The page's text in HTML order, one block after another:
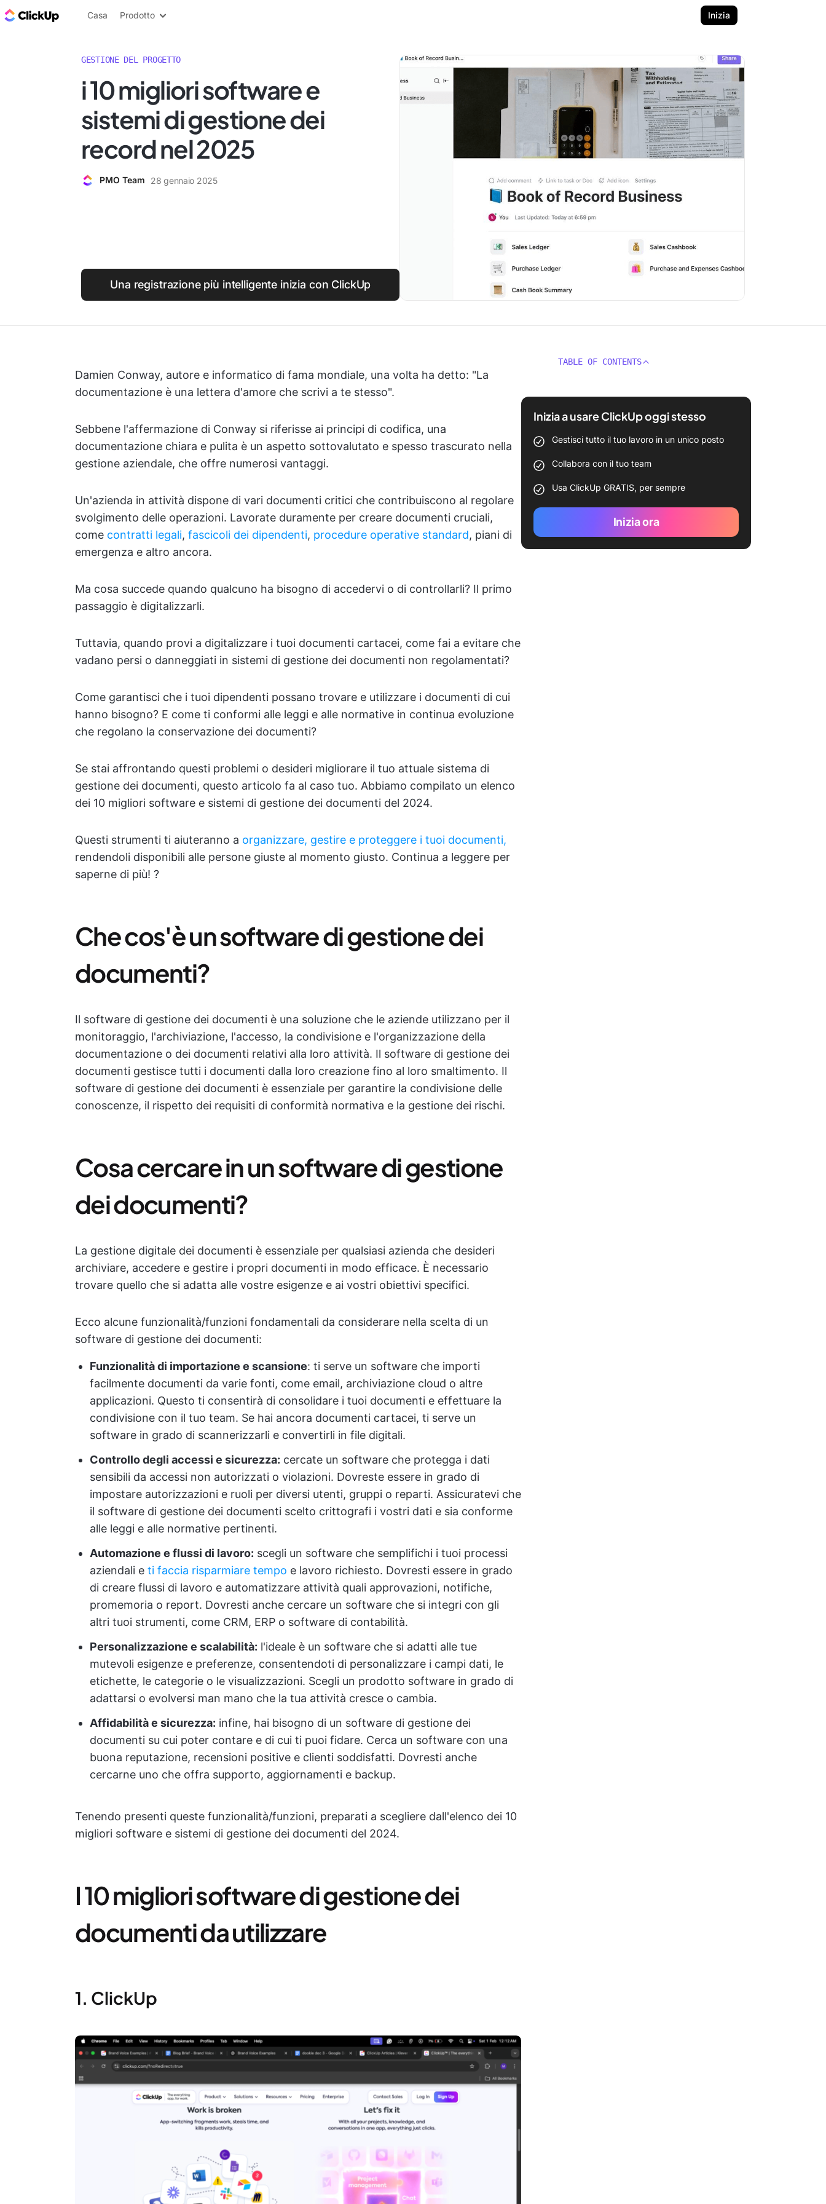
Blog di ClickUp
Casa Prodotto Inizia
GESTIONE DEL PROGETTO
i 10 migliori software e
sistemi di gestione dei
record nel 2025
PMO Team 28 gennaio 2025
Una registrazione più intelligente inizia con ClickUp
Damien Conway, autore e informatico di fama mondiale, una volta ha detto: "La
documentazione è una lettera d'amore che scrivi a te stesso".
Sebbene l'affermazione di Conway si riferisse ai principi di codifica, una
documentazione chiara e pulita è un aspetto sottovalutato e spesso trascurato nella
gestione aziendale, che offre numerosi vantaggi.
Un'azienda in attività dispone di vari documenti critici che contribuiscono al regolare
svolgimento delle operazioni. Lavorate duramente per creare documenti cruciali,
come contratti legali, fascicoli dei dipendenti, procedure operative standard, piani di
emergenza e altro ancora.
Ma cosa succede quando qualcuno ha bisogno di accedervi o di controllarli? Il primo
passaggio è digitalizzarli.
Tuttavia, quando provi a digitalizzare i tuoi documenti cartacei, come fai a evitare che
vadano persi o danneggiati in sistemi di gestione dei documenti non regolamentati?
Come garantisci che i tuoi dipendenti possano trovare e utilizzare i documenti di cui
hanno bisogno? E come ti conformi alle leggi e alle normative in continua evoluzione
che regolano la conservazione dei documenti?
Se stai affrontando questi problemi o desideri migliorare il tuo attuale sistema di
gestione dei documenti, questo articolo fa al caso tuo. Abbiamo compilato un elenco
dei 10 migliori software e sistemi di gestione dei documenti del 2024.
Questi strumenti ti aiuteranno a organizzare, gestire e proteggere i tuoi documenti,
rendendoli disponibili alle persone giuste al momento giusto. Continua a leggere per
saperne di più! ?
Che cos'è un software di gestione dei
documenti?
Il software di gestione dei documenti è una soluzione che le aziende utilizzano per il
monitoraggio, l'archiviazione, l'accesso, la condivisione e l'organizzazione della
documentazione o dei documenti relativi alla loro attività. Il software di gestione dei
documenti gestisce tutti i documenti dalla loro creazione fino al loro smaltimento. Il
software di gestione dei documenti è essenziale per garantire la condivisione delle
conoscenze, il rispetto dei requisiti di conformità normativa e la gestione dei rischi.
Cosa cercare in un software di gestione
dei documenti?
La gestione digitale dei documenti è essenziale per qualsiasi azienda che desideri
archiviare, accedere e gestire i propri documenti in modo efficace. È necessario
trovare quello che si adatta alle vostre esigenze e ai vostri obiettivi specifici.
Ecco alcune funzionalità/funzioni fondamentali da considerare nella scelta di un
software di gestione dei documenti:
Funzionalità di importazione e scansione: ti serve un software che importi
facilmente documenti da varie fonti, come email, archiviazione cloud o altre
applicazioni. Questo ti consentirà di consolidare i tuoi documenti e effettuare la
condivisione con il tuo team. Se hai ancora documenti cartacei, ti serve un
software in grado di scannerizzarli e convertirli in file digitali.
Controllo degli accessi e sicurezza: cercate un software che protegga i dati
sensibili da accessi non autorizzati o violazioni. Dovreste essere in grado di
impostare autorizzazioni e ruoli per diversi utenti, gruppi o reparti. Assicuratevi che
il software di gestione dei documenti scelto crittografi i vostri dati e sia conforme
alle leggi e alle normative pertinenti.
Automazione e flussi di lavoro: scegli un software che semplifichi i tuoi processi
aziendali e ti faccia risparmiare tempo e lavoro richiesto. Dovresti essere in grado
di creare flussi di lavoro e automatizzare attività quali approvazioni, notifiche,
promemoria o report. Dovresti anche cercare un software che si integri con gli
altri tuoi strumenti, come CRM, ERP o software di contabilità.
Personalizzazione e scalabilità: l'ideale è un software che si adatti alle tue
mutevoli esigenze e preferenze, consentendoti di personalizzare i campi dati, le
etichette, le categorie o le visualizzazioni. Scegli un prodotto software in grado di
adattarsi o evolversi man mano che la tua attività cresce o cambia.
Affidabilità e sicurezza: infine, hai bisogno di un software di gestione dei
documenti su cui poter contare e di cui ti puoi fidare. Cerca un software con una
buona reputazione, recensioni positive e clienti soddisfatti. Dovresti anche
cercarne uno che offra supporto, aggiornamenti e backup.
Tenendo presenti queste funzionalità/funzioni, preparati a scegliere dall'elenco dei 10
migliori software e sistemi di gestione dei documenti del 2024.
I 10 migliori software di gestione dei
documenti da utilizzare
1. ClickUp
TABLE OF CONTENTS
Inizia a usare ClickUp oggi stesso
Gestisci tutto il tuo lavoro in un unico posto
Collabora con il tuo team
Usa ClickUp GRATIS, per sempre
Inizia ora